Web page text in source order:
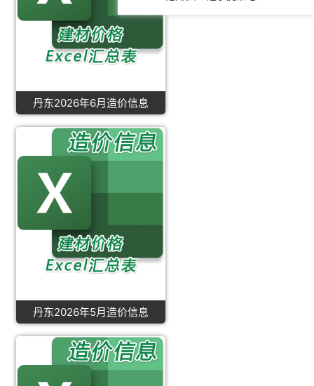
丹东2026年6月造价信息
丹东2026年5月造价信息